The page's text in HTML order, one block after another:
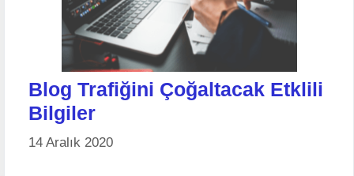
Blog Trafiğini Çoğaltacak Etklili
Bilgiler
14 Aralık 2020